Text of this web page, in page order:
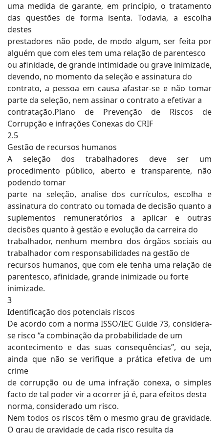
uma medida de garante, em princípio, o tratamento
das questões de forma isenta. Todavia, a escolha
destes
prestadores não pode, de modo algum, ser feita por
alguém que com eles tem uma relação de parentesco
ou afinidade, de grande intimidade ou grave inimizade,
devendo, no momento da seleção e assinatura do
contrato, a pessoa em causa afastar-se e não tomar
parte da seleção, nem assinar o contrato a efetivar a
contratação.Plano de Prevenção de Riscos de
Corrupção e infrações Conexas do CRIF
2.5
Gestão de recursos humanos
A seleção dos trabalhadores deve ser um
procedimento público, aberto e transparente, não
podendo tomar
parte na seleção, analise dos currículos, escolha e
assinatura do contrato ou tomada de decisão quanto a
suplementos remuneratórios a aplicar e outras
decisões quanto à gestão e evolução da carreira do
trabalhador, nenhum membro dos órgãos sociais ou
trabalhador com responsabilidades na gestão de
recursos humanos, que com ele tenha uma relação de
parentesco, afinidade, grande inimizade ou forte
inimizade.
3
Identificação dos potenciais riscos
De acordo com a norma ISSO/IEC Guide 73, considera-
se risco “a combinação da probabilidade de um
acontecimento e das suas consequências”, ou seja,
ainda que não se verifique a prática efetiva de um
crime
de corrupção ou de uma infração conexa, o simples
facto de tal poder vir a ocorrer já é, para efeitos desta
norma, considerado um risco.
Nem todos os riscos têm o mesmo grau de gravidade.
O grau de gravidade de cada risco resulta da